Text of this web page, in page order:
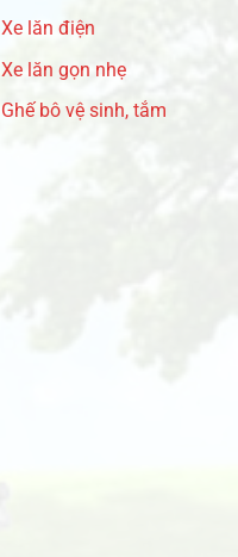
Xe lăn điện
Xe lăn gọn nhẹ
Ghế bô vệ sinh, tắm